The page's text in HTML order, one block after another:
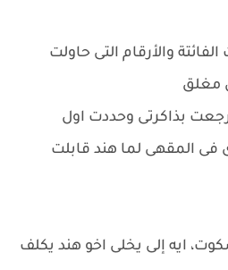
والأرقام التى حاولت
مغلق
بذاكرتى وحددت اول
المقهى لما هند قابلت
ايه إلى يخلى اخو هند يكلف